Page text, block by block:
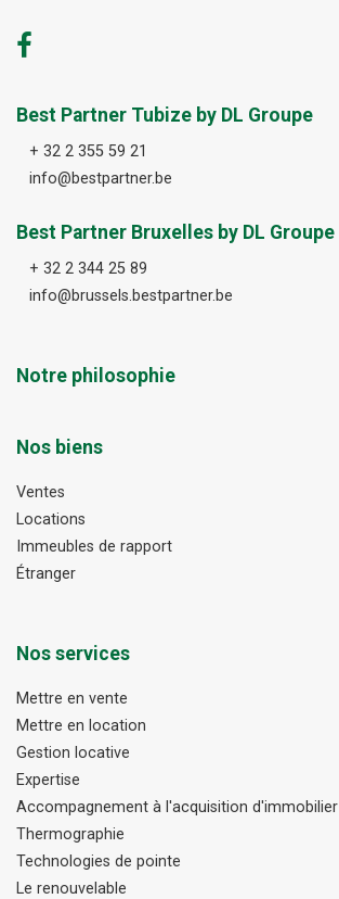
Best Partner Tubize by DL Groupe
+ 32 2 355 59 21
info@bestpartner.be
Best Partner Bruxelles by DL Groupe
+ 32 2 344 25 89
info@brussels.bestpartner.be
Notre philosophie
Nos biens
Ventes
Locations
Immeubles de rapport
Étranger
Nos services
Mettre en vente
Mettre en location
Gestion locative
Expertise
Accompagnement à l'acquisition d'immobilier
Thermographie
Technologies de pointe
Le renouvelable